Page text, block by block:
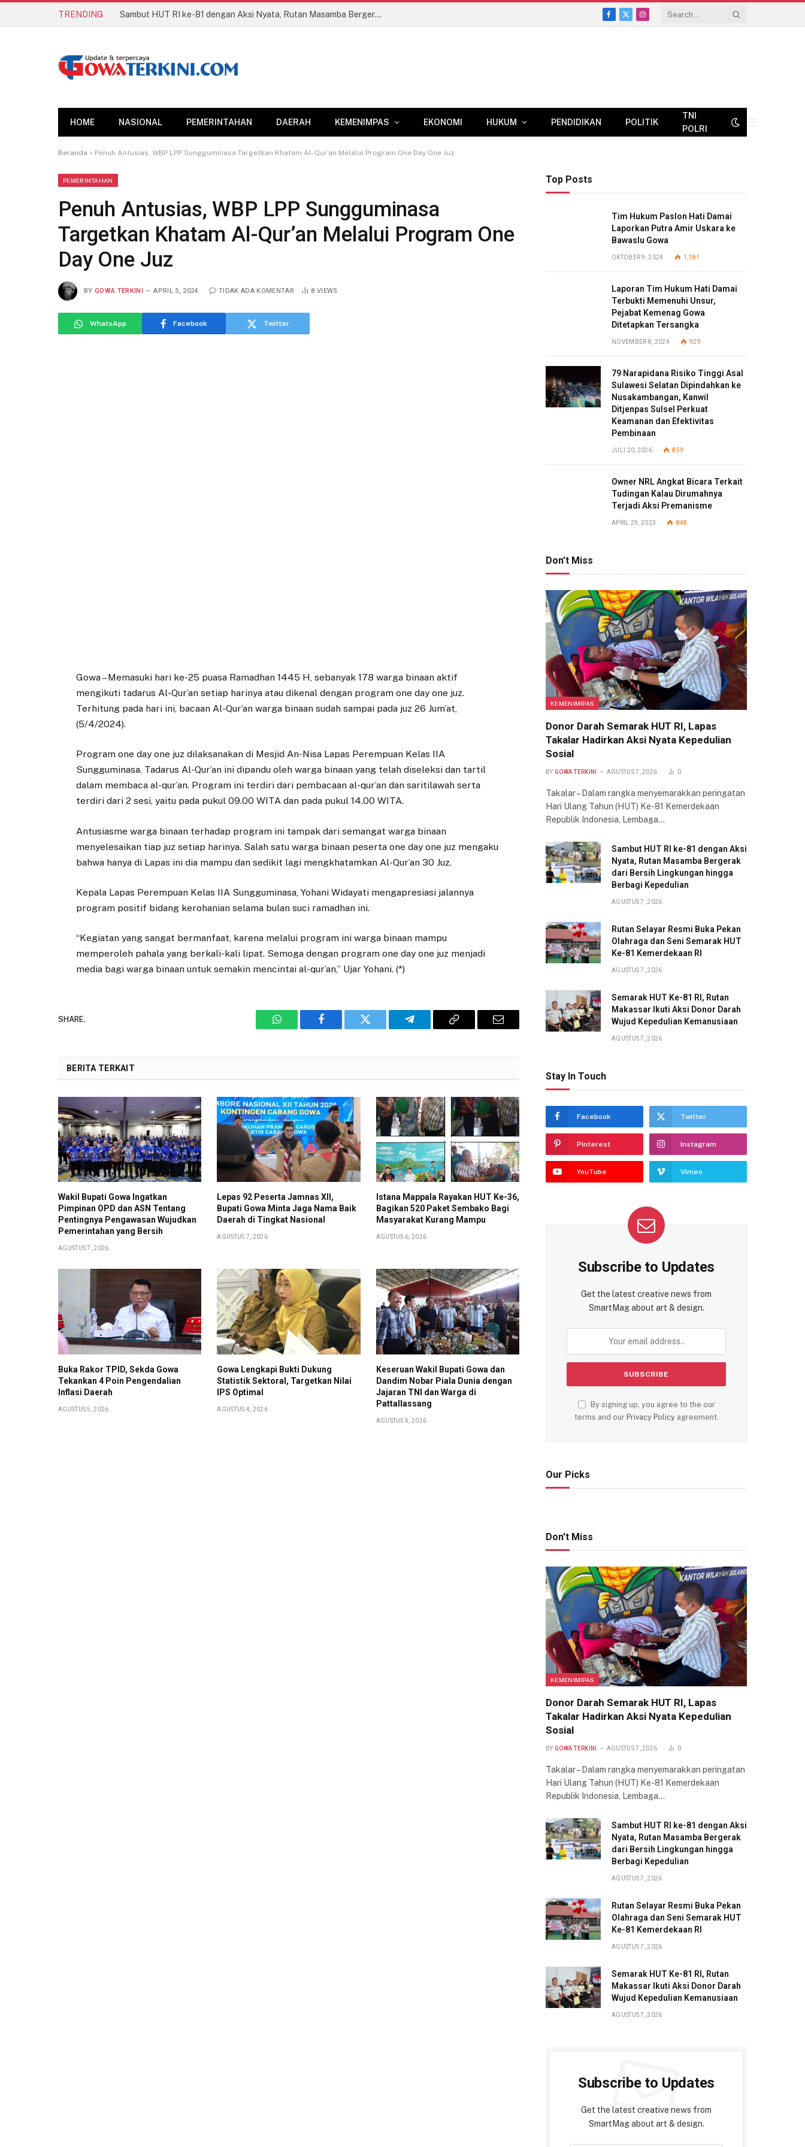
TRENDING Sambut HUT RI ke-81 dengan Aksi Nyata, Rutan Masamba Bergerak dari Bersih Lingkungan hingga Berbagi Kepedulian
Facebook
X
Instagram
HOME NASIONAL PEMERINTAHAN DAERAH KEMENIMPAS EKONOMI HUKUM PENDIDIKAN POLITIK
TNI
POLRI
Beranda » Penuh Antusias, WBP LPP Sungguminasa Targetkan Khatam Al-Qur’an Melalui Program One Day One Juz
PEMERINTAHAN
Penuh Antusias, WBP LPP Sungguminasa
Targetkan Khatam Al-Qur’an Melalui Program One
Day One Juz
BY GOWA TERKINI APRIL 5, 2024 TIDAK ADA KOMENTAR 8 VIEWS
WhatsApp Facebook Twitter
Gowa – Memasuki hari ke-25 puasa Ramadhan 1445 H, sebanyak 178 warga binaan aktif
mengikuti tadarus Al-Qur’an setiap harinya atau dikenal dengan program one day one juz.
Terhitung pada hari ini, bacaan Al-Qur’an warga binaan sudah sampai pada juz 26 Jum’at,
(5/4/2024).
Program one day one juz dilaksanakan di Mesjid An-Nisa Lapas Perempuan Kelas IIA
Sungguminasa. Tadarus Al-Qur’an ini dipandu oleh warga binaan yang telah diseleksi dan tartil
dalam membaca al-qur’an. Program ini terdiri dari pembacaan al-qur’an dan saritilawah serta
terdiri dari 2 sesi, yaitu pada pukul 09.00 WITA dan pada pukul 14.00 WITA.
Antusiasme warga binaan terhadap program ini tampak dari semangat warga binaan
menyelesaikan tiap juz setiap harinya. Salah satu warga binaan peserta one day one juz mengaku
bahwa hanya di Lapas ini dia mampu dan sedikit lagi mengkhatamkan Al-Qur’an 30 Juz.
Kepala Lapas Perempuan Kelas IIA Sungguminasa, Yohani Widayati mengapresiasi jalannya
program positif bidang kerohanian selama bulan suci ramadhan ini.
“Kegiatan yang sangat bermanfaat, karena melalui program ini warga binaan mampu
memperoleh pahala yang berkali-kali lipat. Semoga dengan program one day one juz menjadi
media bagi warga binaan untuk semakin mencintai al-qur’an,” Ujar Yohani. (*)
SHARE.
WhatsAppFacebook Twitter Telegram Copy
Email
BERITA TERKAIT
Wakil Bupati Gowa Ingatkan
Pimpinan OPD dan ASN Tentang
Pentingnya Pengawasan Wujudkan
Pemerintahan yang Bersih
AGUSTUS 7, 2026
Lepas 92 Peserta Jamnas XII,
Bupati Gowa Minta Jaga Nama Baik
Daerah di Tingkat Nasional
AGUSTUS 7, 2026
Istana Mappala Rayakan HUT Ke-36,
Bagikan 520 Paket Sembako Bagi
Masyarakat Kurang Mampu
AGUSTUS 6, 2026
Buka Rakor TPID, Sekda Gowa
Tekankan 4 Poin Pengendalian
Inflasi Daerah
AGUSTUS 5, 2026
Gowa Lengkapi Bukti Dukung
Statistik Sektoral, Targetkan Nilai
IPS Optimal
AGUSTUS 4, 2026
Keseruan Wakil Bupati Gowa dan
Dandim Nobar Piala Dunia dengan
Jajaran TNI dan Warga di
Pattallassang
AGUSTUS 4, 2026
Top Posts
Tim Hukum Paslon Hati Damai
Laporkan Putra Amir Uskara ke
Bawaslu Gowa
OKTOBER 9, 2024 1,181
Laporan Tim Hukum Hati Damai
Terbukti Memenuhi Unsur,
Pejabat Kemenag Gowa
Ditetapkan Tersangka
NOVEMBER 8, 2024 929
79 Narapidana Risiko Tinggi Asal
Sulawesi Selatan Dipindahkan ke
Nusakambangan, Kanwil
Ditjenpas Sulsel Perkuat
Keamanan dan Efektivitas
Pembinaan
JULI 20, 2026 859
Owner NRL Angkat Bicara Terkait
Tudingan Kalau Dirumahnya
Terjadi Aksi Premanisme
APRIL 29, 2023 848
Don't Miss
KEMENIMIPAS
Donor Darah Semarak HUT RI, Lapas
Takalar Hadirkan Aksi Nyata Kepedulian
Sosial
BY GOWA TERKINI AGUSTUS 7, 2026 0
Takalar – Dalam rangka menyemarakkan peringatan
Hari Ulang Tahun (HUT) Ke-81 Kemerdekaan
Republik Indonesia, Lembaga…
Sambut HUT RI ke-81 dengan Aksi
Nyata, Rutan Masamba Bergerak
dari Bersih Lingkungan hingga
Berbagi Kepedulian
AGUSTUS 7, 2026
Rutan Selayar Resmi Buka Pekan
Olahraga dan Seni Semarak HUT
Ke-81 Kemerdekaan RI
AGUSTUS 7, 2026
Semarak HUT Ke-81 RI, Rutan
Makassar Ikuti Aksi Donor Darah
Wujud Kepedulian Kemanusiaan
AGUSTUS 7, 2026
Stay In Touch
Facebook Twitter
Pinterest Instagram
YouTube Vimeo
Subscribe to Updates
Get the latest creative news from
SmartMag about art & design.
By signing up, you agree to the our
terms and our Privacy Policyagreement.
Our Picks
Don't Miss
KEMENIMIPAS
Donor Darah Semarak HUT RI, Lapas
Takalar Hadirkan Aksi Nyata Kepedulian
Sosial
BY GOWA TERKINI AGUSTUS 7, 2026 0
Takalar – Dalam rangka menyemarakkan peringatan
Hari Ulang Tahun (HUT) Ke-81 Kemerdekaan
Republik Indonesia, Lembaga…
Sambut HUT RI ke-81 dengan Aksi
Nyata, Rutan Masamba Bergerak
dari Bersih Lingkungan hingga
Berbagi Kepedulian
AGUSTUS 7, 2026
Rutan Selayar Resmi Buka Pekan
Olahraga dan Seni Semarak HUT
Ke-81 Kemerdekaan RI
AGUSTUS 7, 2026
Semarak HUT Ke-81 RI, Rutan
Makassar Ikuti Aksi Donor Darah
Wujud Kepedulian Kemanusiaan
AGUSTUS 7, 2026
Subscribe to Updates
Get the latest creative news from
SmartMag about art & design.